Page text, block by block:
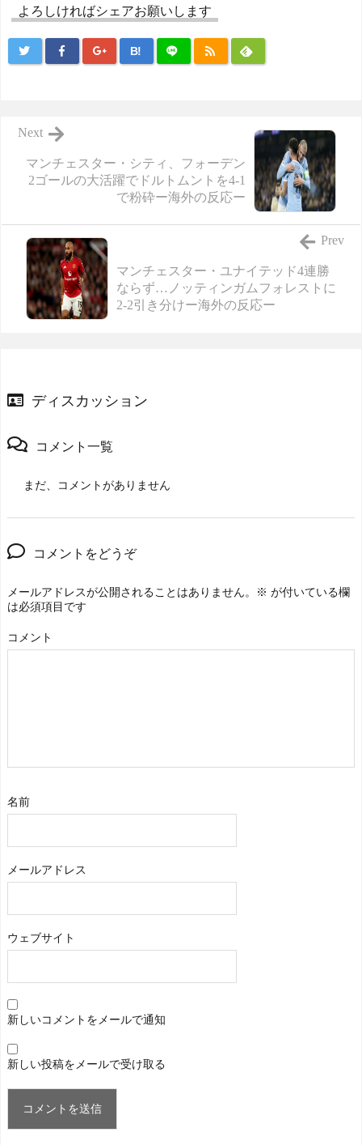
よろしければシェアお願いします
B!
マンチェスター・シティ、フォーデン
2ゴールの大活躍でドルトムントを4-1
で粉砕ー海外の反応ー
Next
マンチェスター・ユナイテッド4連勝
ならず…ノッティンガムフォレストに
2-2引き分けー海外の反応ー
Prev
ディスカッション
コメント一覧
まだ、コメントがありません
コメントをどうぞ
メールアドレスが公開されることはありません。 ※ が付いている欄
は必須項目です
コメント
名前
メールアドレス
ウェブサイト
新しいコメントをメールで通知
新しい投稿をメールで受け取る